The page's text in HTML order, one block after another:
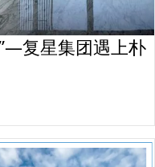
复星集团遇上朴